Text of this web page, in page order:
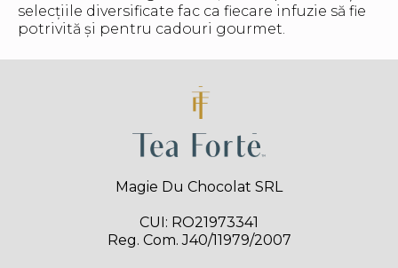
selecțiile diversificate fac ca fiecare infuzie să fie
potrivită și pentru cadouri gourmet.
Magie Du Chocolat SRL
CUI: RO21973341
Reg. Com. J40/11979/2007